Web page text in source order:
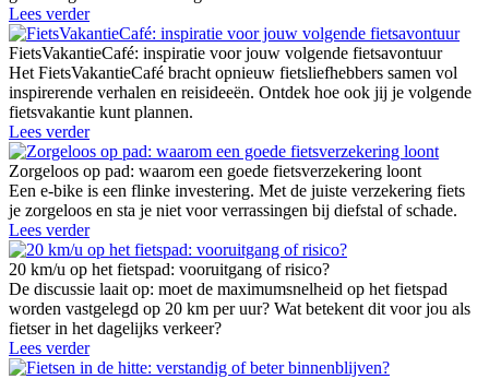
Lees verder
FietsVakantieCafé: inspiratie voor jouw volgende fietsavontuur
Het FietsVakantieCafé bracht opnieuw fietsliefhebbers samen vol
inspirerende verhalen en reisideeën. Ontdek hoe ook jij je volgende
fietsvakantie kunt plannen.
Lees verder
Zorgeloos op pad: waarom een goede fietsverzekering loont
Een e-bike is een flinke investering. Met de juiste verzekering fiets
je zorgeloos en sta je niet voor verrassingen bij diefstal of schade.
Lees verder
20 km/u op het fietspad: vooruitgang of risico?
De discussie laait op: moet de maximumsnelheid op het fietspad
worden vastgelegd op 20 km per uur? Wat betekent dit voor jou als
fietser in het dagelijks verkeer?
Lees verder